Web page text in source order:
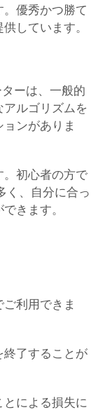
優秀かつ勝て
しています。
ーは、一般的
ルゴリズムを
ンがありま
。初心者の方で
く、自分に合っ
きます。
利用できま
終了することが
とによる損失に